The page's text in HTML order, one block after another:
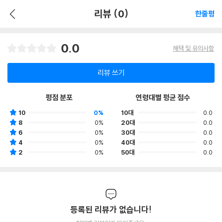
리뷰 (0) 한줄평
0.0 혜택 및 유의사항
리뷰 쓰기
평점 분포
10
0%
8
0%
6
0%
4
0%
2
0%
연령대별 평균 점수
10대
0.0
20대
0.0
30대
0.0
40대
0.0
50대
0.0
등록된 리뷰가 없습니다!